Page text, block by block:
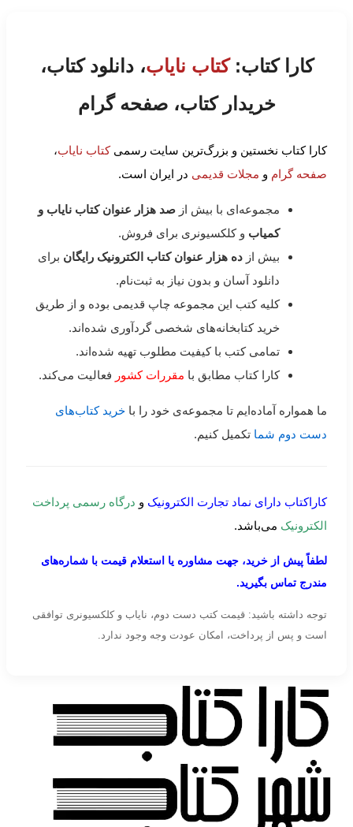
کارا کتاب:کتاب نایاب، دانلود کتاب،
خریدار کتاب، صفحه گرام
کارا کتاب نخستین و بزرگ‌ترین سایت رسمیکتاب نایاب،
صفحه گرام و مجلات قدیمی در ایران است.
مجموعه‌ای با بیش از صد هزار عنوان کتاب نایاب و
کمیاب و کلکسیونری برای فروش.
بیش از ده هزار عنوان کتاب الکترونیک رایگان برای
دانلود آسان و بدون نیاز به ثبت‌نام.
کلیه کتب این مجموعه چاپ قدیمی بوده و از طریق
خرید کتابخانه‌های شخصی گردآوری شده‌اند.
تمامی کتب با کیفیت مطلوب تهیه شده‌اند.
کارا کتاب مطابق با مقررات کشور فعالیت می‌کند.
ما همواره آماده‌ایم تا مجموعه‌ی خود را با خرید کتاب‌های
دست دوم شما تکمیل کنیم.
کاراکتاب دارای نماد تجارت الکترونیک و درگاه رسمی پرداخت
الکترونیک می‌باشد.
لطفاً پیش از خرید، جهت مشاوره یا استعلام قیمت با شماره‌های
مندرج تماس بگیرید.
توجه داشته باشید: قیمت کتب دست دوم، نایاب و کلکسیونری توافقی
است و پس از پرداخت، امکان عودت وجه وجود ندارد.